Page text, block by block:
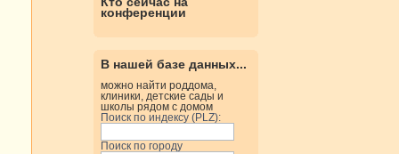
конференции
В нашей базе данных...
можно найти роддома,
клиники, детские сады и
школы рядом с домом
Поиск по индексу (PLZ):
Поиск по городу